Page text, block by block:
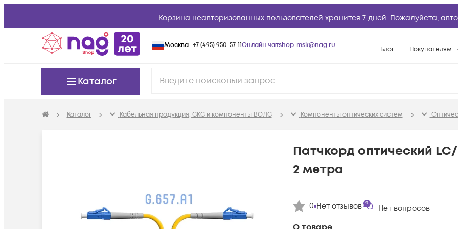
Корзина неавторизованных пользователей хранится 7 дней. Пожалуйста,
Москва +7 (495) 950-57-11Онлайн чатshop-msk@nag.ru Блог Покупателям
Условия
Возврат
Конфигураторы
Каталог
Каталог Кабельная продукция, СКС и компоненты ВОЛС Компоненты оптических систем
Патчкорд оптический LC/
2 метра
0 Нет отзывов Нет вопросов